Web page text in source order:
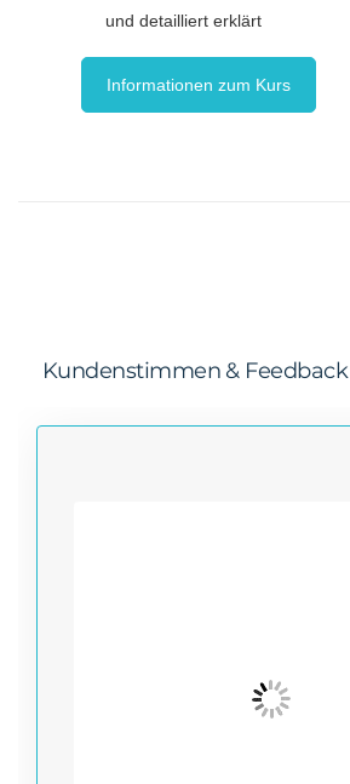
und detailliert erklärt
Informationen zum Kurs
Kundenstimmen & Feedback